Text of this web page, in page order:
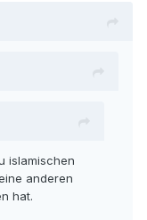
islamischen
anderen
hat.